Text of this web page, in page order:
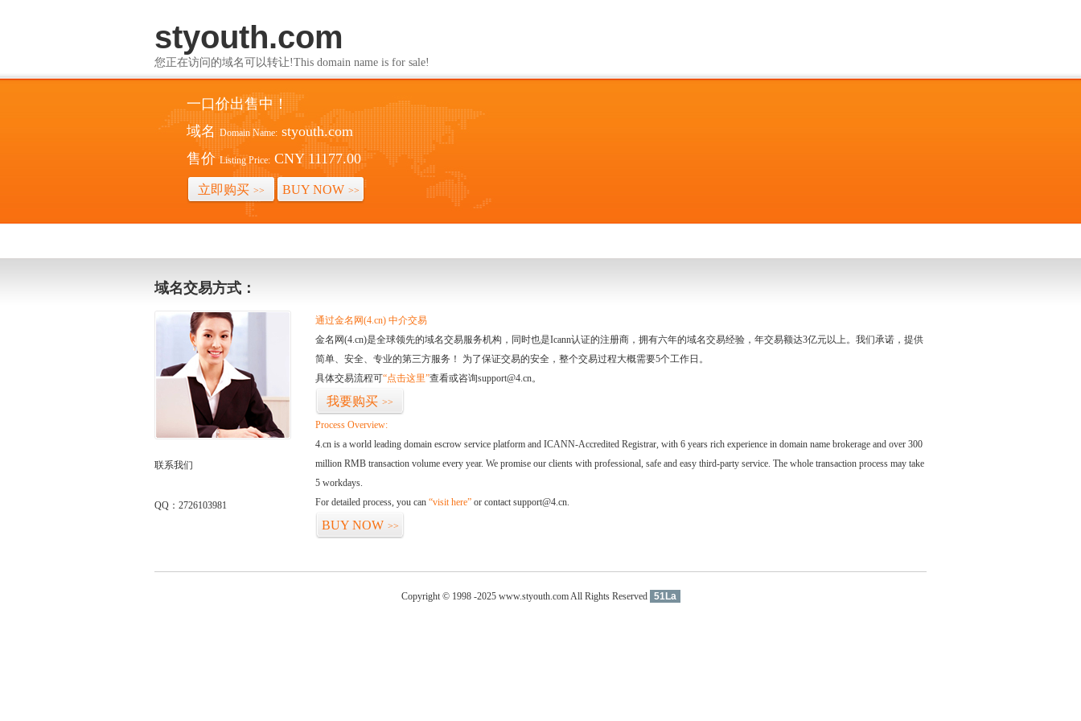
styouth.com
您正在访问的域名可以转让!This domain name is for sale!
一口价出售中！
域名 Domain Name: styouth.com
售价 Listing Price: CNY 11177.00
立即购买 >> BUY NOW >>
域名交易方式：
联系我们
QQ：2726103981
通过金名网(4.cn) 中介交易
金名网(4.cn)是全球领先的域名交易服务机构，同时也是Icann认证的注册商，拥有六年的域名交易经验，年交易额达3亿元以上。我们承诺，提供
简单、安全、专业的第三方服务！ 为了保证交易的安全，整个交易过程大概需要5个工作日。
具体交易流程可“点击这里”查看或咨询support@4.cn。
我要购买 >>
Process Overview:
4.cn is a world leading domain escrow service platform and ICANN-Accredited Registrar, with 6 years rich experience in domain name brokerage and over 300
million RMB transaction volume every year. We promise our clients with professional, safe and easy third-party service. The whole transaction process may take
5 workdays.
For detailed process, you can “visit here” or contact support@4.cn.
BUY NOW >>
Copyright © 1998 -2025 www.styouth.com All Rights Reserved 51La